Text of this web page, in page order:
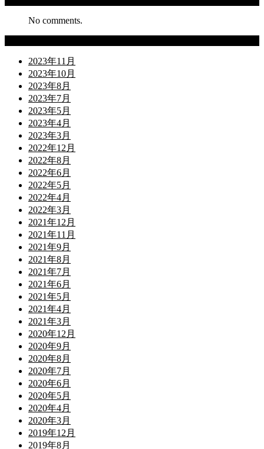
No comments.
2023年11月
2023年10月
2023年8月
2023年7月
2023年5月
2023年4月
2023年3月
2022年12月
2022年8月
2022年6月
2022年5月
2022年4月
2022年3月
2021年12月
2021年11月
2021年9月
2021年8月
2021年7月
2021年6月
2021年5月
2021年4月
2021年3月
2020年12月
2020年9月
2020年8月
2020年7月
2020年6月
2020年5月
2020年4月
2020年3月
2019年12月
2019年8月